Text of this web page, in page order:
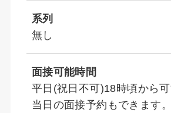
系列
無し
面接可能時間
平日(祝日不可)18時頃から可
当日の面接予約もできます。